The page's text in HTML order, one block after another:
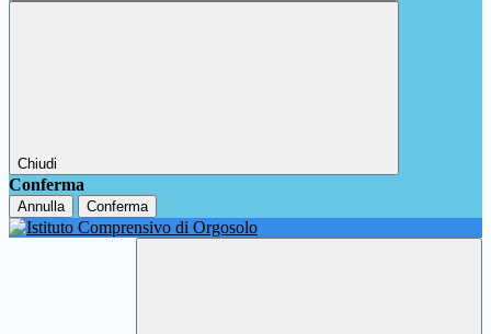
Chiudi
Conferma
Annulla Conferma